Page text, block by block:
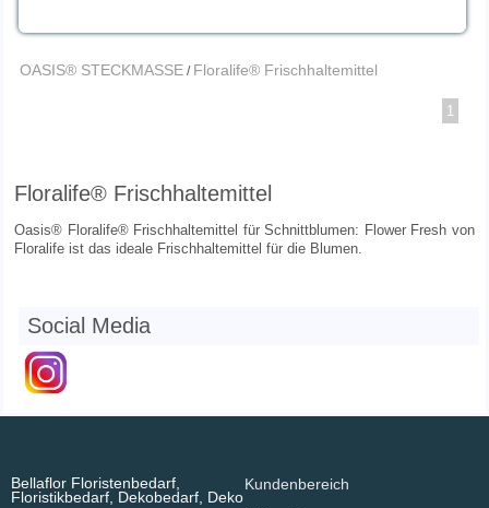
OASIS® STECKMASSE / Floralife® Frischhaltemittel
1
Floralife® Frischhaltemittel
Oasis® Floralife® Frischhaltemittel für Schnittblumen: Flower Fresh von
Floralife ist das ideale Frischhaltemittel für die Blumen.
Social Media
Bellaflor Floristenbedarf,
Floristikbedarf, Dekobedarf, Deko
Kundenbereich